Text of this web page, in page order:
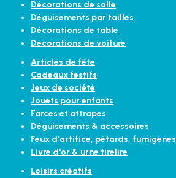
Décorations de salle
Déguisements par tailles
Décorations de table
Décorations de voiture
Articles de fête
Cadeaux festifs
Jeux de société
Jouets pour enfants
Farces et attrapes
Déguisements & accessoires
Feux d'artifice, pétards, fumigènes
Livre d'or & urne tirelire
Loisirs créatifs